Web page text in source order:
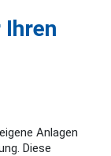
Ihren
Anlagen
Diese